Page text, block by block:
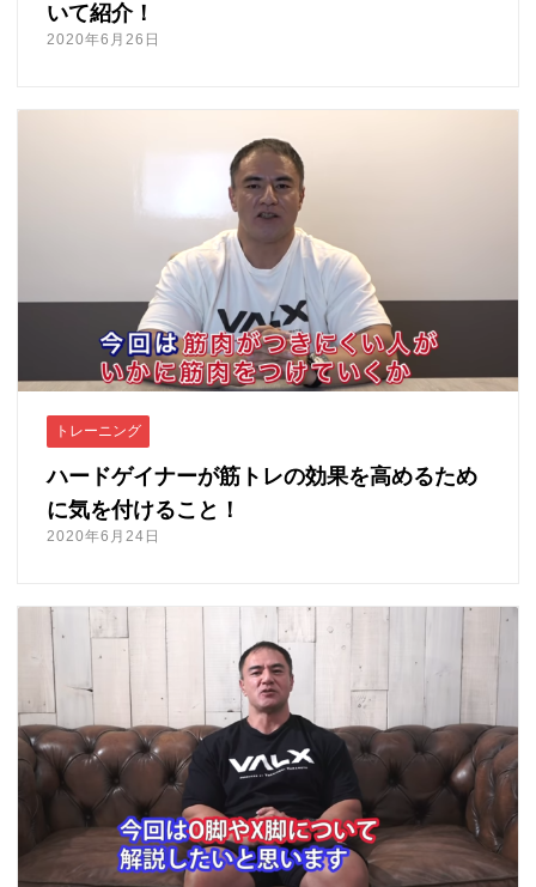
ふるさとチョイス
ENGLISH
いて紹介！
2020年6月26日
トレーニング
ハードゲイナーが筋トレの効果を高めるため
に気を付けること！
2020年6月24日